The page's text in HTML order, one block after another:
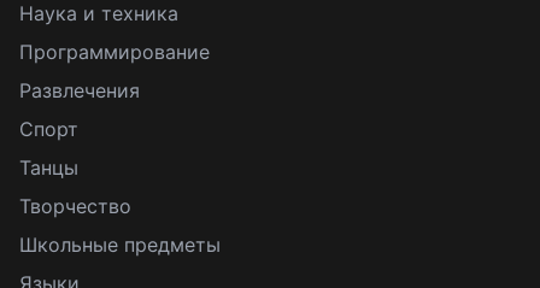
Наука и техника
Программирование
Развлечения
Спорт
Танцы
Творчество
Школьные предметы
Языки